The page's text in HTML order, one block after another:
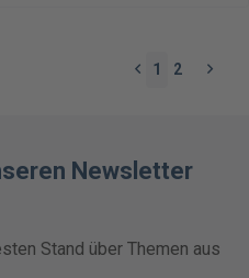
1 2
Newsletter
Stand über Themen aus